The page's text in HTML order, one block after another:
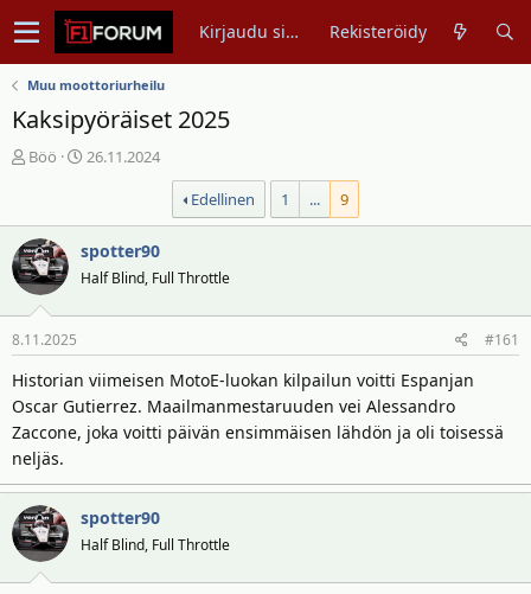
Kirjaudu sisään Rekisteröidy
Muu moottoriurheilu
Kaksipyöräiset 2025
V
s
t
i
k
e
t
u
n
a
l
o
i
t
t
a
Böö
A
i
t
u
p
v
ä
m
ä
r
ä
26.11.2024
Edellinen
1 ... 9
spotter90
Half Blind, Full Throttle
8.11.2025 #161
Historian viimeisen MotoE-luokan kilpailun voitti Espanjan
Oscar Gutierrez. Maailmanmestaruuden vei Alessandro
Zaccone, joka voitti päivän ensimmäisen lähdön ja oli toisessä
neljäs.
spotter90
Half Blind, Full Throttle